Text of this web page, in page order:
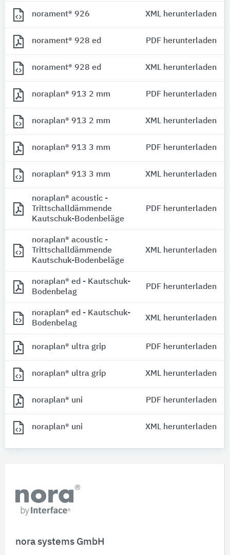
nora systems GmbH
norament® 926 XML herunterladen
norament® 928 ed PDF herunterladen
norament® 928 ed XML herunterladen
noraplan® 913 2 mm PDF herunterladen
noraplan® 913 2 mm XML herunterladen
noraplan® 913 3 mm PDF herunterladen
noraplan® 913 3 mm XML herunterladen
noraplan® acoustic -
Trittschalldämmende
Kautschuk-Bodenbeläge
PDF herunterladen
noraplan® acoustic -
Trittschalldämmende
Kautschuk-Bodenbeläge
XML herunterladen
noraplan® ed - Kautschuk-
Bodenbelag
PDF herunterladen
noraplan® ed - Kautschuk-
Bodenbelag
XML herunterladen
noraplan® ultra grip PDF herunterladen
noraplan® ultra grip XML herunterladen
noraplan® uni PDF herunterladen
noraplan® uni XML herunterladen